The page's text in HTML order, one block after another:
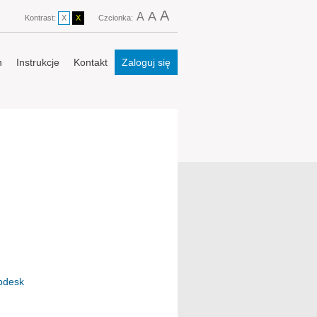
Kontrast: X X Czcionka: A A A
Instrukcje Kontakt Zaloguj się